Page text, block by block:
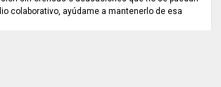
colaborativo, ayúdame a mantenerlo de esa